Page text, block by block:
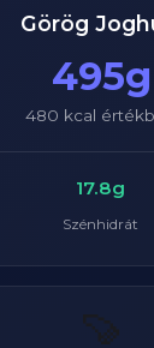
Görög
495g
480 kcal
17.8g
Szénhidrát